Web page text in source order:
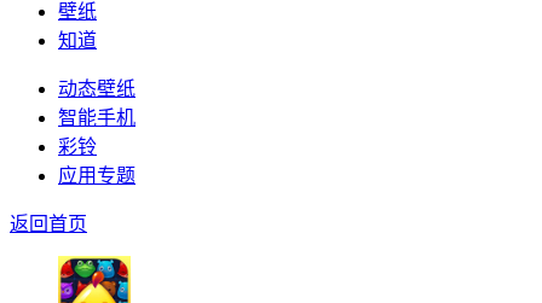
壁纸
知道
动态壁纸
智能手机
彩铃
应用专题
返回首页